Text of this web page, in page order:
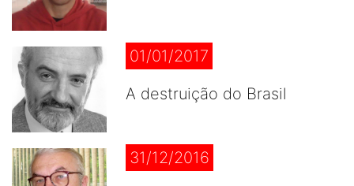
01/01/2017
A destruição do Brasil
31/12/2016